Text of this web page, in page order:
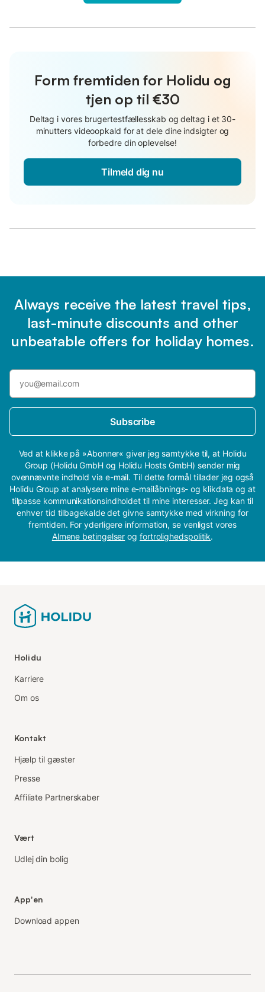
Form fremtiden for Holidu og
tjen op til €30
Deltag i vores brugertestfællesskab og deltag i et 30-
minutters videoopkald for at dele dine indsigter og
forbedre din oplevelse!
Tilmeld dig nu
Always receive the latest travel tips,
last-minute discounts and other
unbeatable offers for holiday homes.
Subscribe
Ved at klikke på »Abonner« giver jeg samtykke til, at Holidu
Group (Holidu GmbH og Holidu Hosts GmbH) sender mig
ovennævnte indhold via e-mail. Til dette formål tillader jeg også
Holidu Group at analysere mine e-mailåbnings- og klikdata og at
tilpasse kommunikationsindholdet til mine interesser. Jeg kan til
enhver tid tilbagekalde det givne samtykke med virkning for
fremtiden. For yderligere information, se venligst vores
Almene betingelser og fortrolighedspolitik.
Holidu
Karriere
Om os
Kontakt
Hjælp til gæster
Presse
Affiliate Partnerskaber
Vært
Udlej din bolig
App'en
Download appen